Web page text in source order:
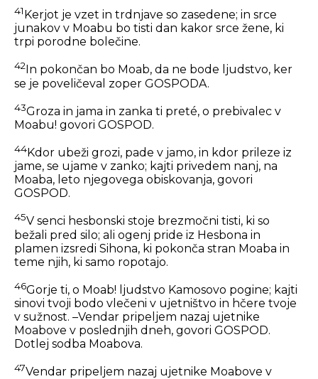
41 Kerjot je vzet in trdnjave so zasedene; in srce
junakov v Moabu bo tisti dan kakor srce žene, ki
trpi porodne bolečine.
42 In pokončan bo Moab, da ne bode ljudstvo, ker
se je poveličeval zoper GOSPODA.
43Groza in jama in zanka ti preté, o prebivalec v
Moabu! govori GOSPOD.
44Kdor ubeži grozi, pade v jamo, in kdor prileze iz
jame, se ujame v zanko; kajti privedem nanj, na
Moaba, leto njegovega obiskovanja, govori
GOSPOD.
45V senci hesbonski stoje brezmočni tisti, ki so
bežali pred silo; ali ogenj pride iz Hesbona in
plamen izsredi Sihona, ki pokonča stran Moaba in
teme njih, ki samo ropotajo.
46Gorje ti, o Moab! ljudstvo Kamosovo pogine; kajti
sinovi tvoji bodo vlečeni v ujetništvo in hčere tvoje
v sužnost. –Vendar pripeljem nazaj ujetnike
Moabove v poslednjih dneh, govori GOSPOD.
Dotlej sodba Moabova.
47Vendar pripeljem nazaj ujetnike Moabove v